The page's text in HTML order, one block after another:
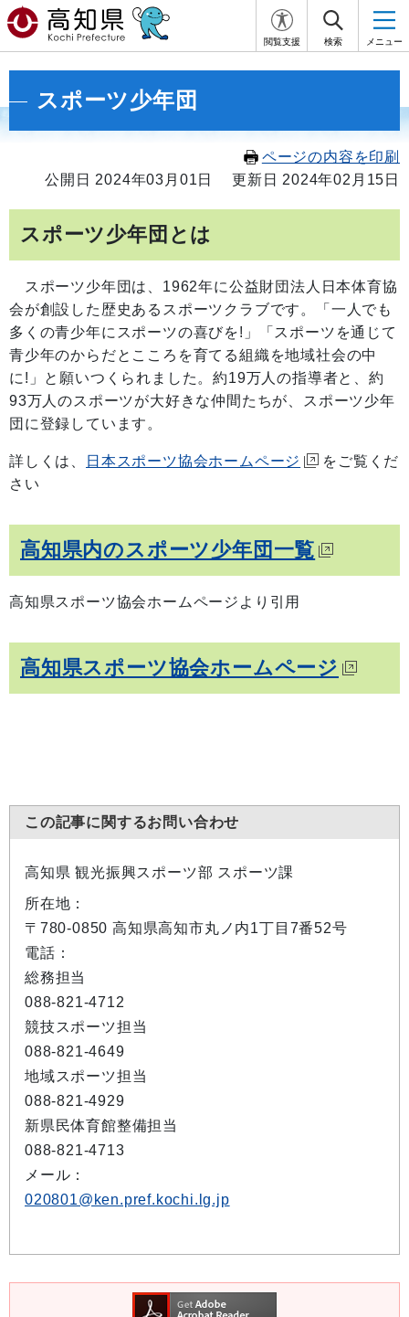
閲覧支援 検索 メニュー
スポーツ少年団
ページの内容を印刷
公開日 2024年03月01日
更新日 2024年02月15日
スポーツ少年団とは
スポーツ少年団は、1962年に公益財団法人日本体育協
会が創設した歴史あるスポーツクラブです。「一人でも
多くの青少年にスポーツの喜びを!」「スポーツを通じて
青少年のからだとこころを育てる組織を地域社会の中
に!」と願いつくられました。約19万人の指導者と、約
93万人のスポーツが大好きな仲間たちが、スポーツ少年
団に登録しています。
詳しくは、 日本スポーツ協会ホームページ
をご覧くだ
さい
高知県内のスポーツ少年団一覧
高知県スポーツ協会ホームページより引用
高知県スポーツ協会ホームページ
この記事に関するお問い合わせ
高知県 観光振興スポーツ部 スポーツ課
所在地：
〒780-0850 高知県高知市丸ノ内1丁目7番52号
電話：
総務担当
088-821-4712
競技スポーツ担当
088-821-4649
地域スポーツ担当
088-821-4929
新県民体育館整備担当
088-821-4713
メール：
020801@ken.pref.kochi.lg.jp